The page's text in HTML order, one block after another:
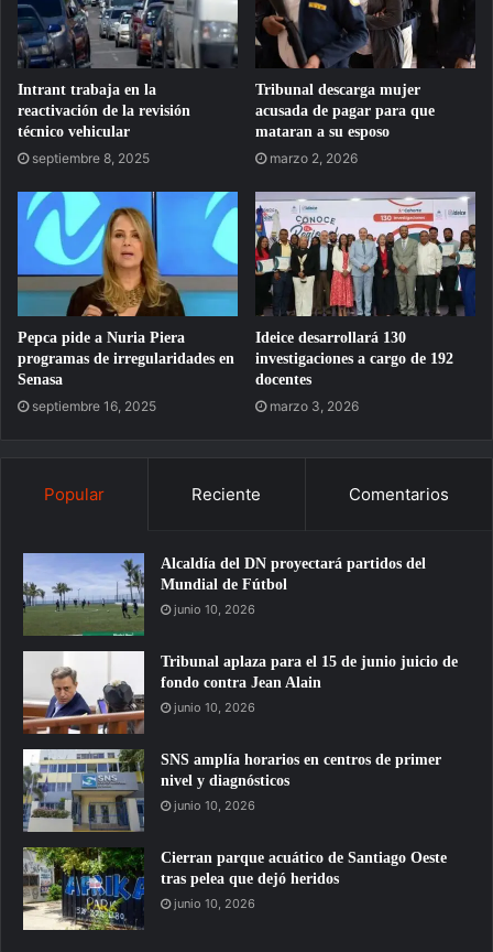
Intrant trabaja en la
reactivación de la revisión
técnico vehicular
septiembre 8, 2025
Tribunal descarga mujer
acusada de pagar para que
mataran a su esposo
marzo 2, 2026
Pepca pide a Nuria Piera
programas de irregularidades en
Senasa
septiembre 16, 2025
Ideice desarrollará 130
investigaciones a cargo de 192
docentes
marzo 3, 2026
Popular Reciente Comentarios
Alcaldía del DN proyectará partidos del
Mundial de Fútbol
junio 10, 2026
Tribunal aplaza para el 15 de junio juicio de
fondo contra Jean Alain
junio 10, 2026
SNS amplía horarios en centros de primer
nivel y diagnósticos
junio 10, 2026
Cierran parque acuático de Santiago Oeste
tras pelea que dejó heridos
junio 10, 2026